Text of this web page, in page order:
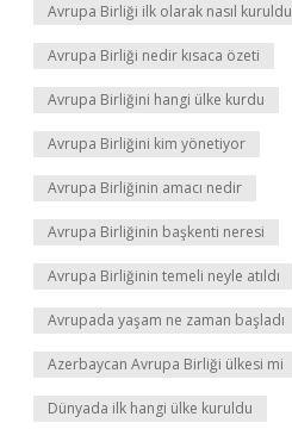
Avrupa Birliği ilk olarak nasıl kuruldu
Avrupa Birliği nedir kısaca özeti
Avrupa Birliğini hangi ülke kurdu
Avrupa Birliğini kim yönetiyor
Avrupa Birliğinin amacı nedir
Avrupa Birliğinin başkenti neresi
Avrupa Birliğinin temeli neyle atıldı
Avrupada yaşam ne zaman başladı
Azerbaycan Avrupa Birliği ülkesi mi
Dünyada ilk hangi ülke kuruldu